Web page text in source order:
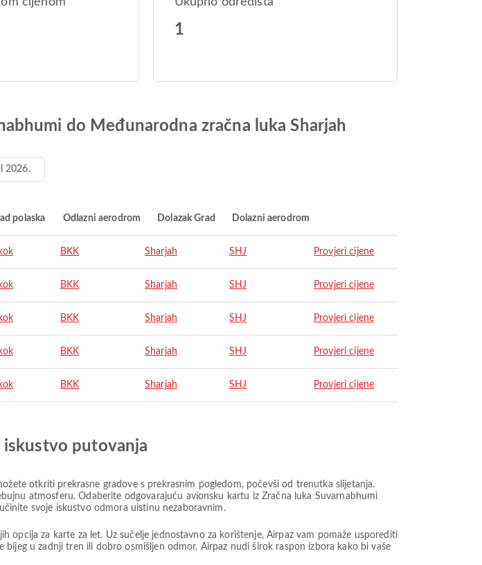
1
do Međunarodna zračna luka Sharjah
2026.
polaska Odlazni aerodrom Dolazak Grad Dolazni aerodrom
BKK Sharjah SHJ Provjeri cijene
BKK Sharjah SHJ Provjeri cijene
BKK Sharjah SHJ Provjeri cijene
BKK Sharjah SHJ Provjeri cijene
BKK Sharjah SHJ Provjeri cijene
putovanja
otkriti prekrasne gradove s prekrasnim pogledom, počevši od trenutka slijetanja.
atmosferu. Odaberite odgovarajuću avionsku kartu iz Zračna luka Suvarnabhumi
svoje iskustvo odmora uistinu nezaboravnim.
opcija za karte za let. Uz sučelje jednostavno za korištenje, Airpaz vam pomaže usporediti
u zadnji tren ili dobro osmišljen odmor, Airpaz nudi širok raspon izbora kako bi vaše